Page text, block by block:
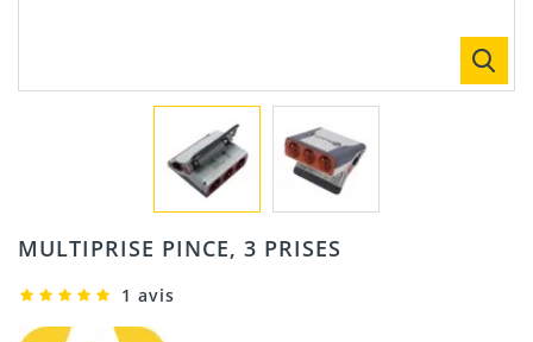
MULTIPRISE PINCE, 3 PRISES
1 avis